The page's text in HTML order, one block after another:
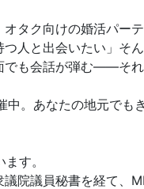
タク向けの婚活パーテ
人と出会いたい」
も会話が弾む——そ
。あなたの地元でも
す。
院議員秘書を経て